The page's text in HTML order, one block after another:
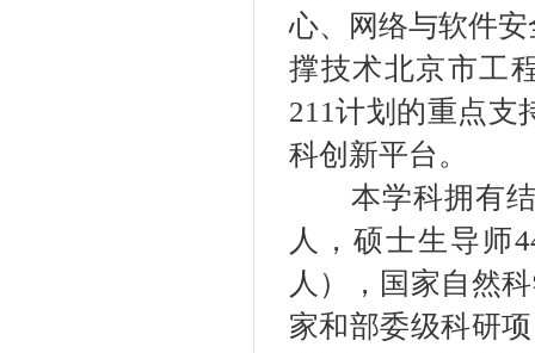
心、网络与软件
撑技术北京市工
211计划的重点支
科创新平台。
本学科拥有结
人，硕士生导师
人），国家自然
家和部委级科研